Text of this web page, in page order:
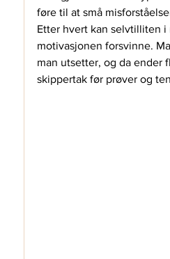
føre til at små
Etter hvert kan selvtilliten i
motivasjonen forsvinne.
man utsetter, og da ender
skippertak før prøver og